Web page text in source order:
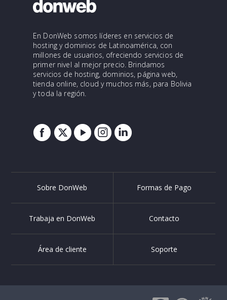
En DonWeb somos líderes en servicios de
hosting y dominios de Latinoamérica, con
millones de usuarios, ofreciendo servicios de
primer nivel al mejor precio. Brindamos
servicios de hosting, dominios, página web,
tienda online, cloud y muchos más, para Bolivia
y toda la región.
Sobre DonWeb Formas de Pago
Trabaja en DonWeb Contacto
Área de cliente Soporte